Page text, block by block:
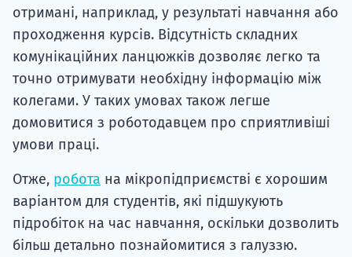
отримані, наприклад, у результаті навчання або
проходження курсів. Відсутність складних
комунікаційних ланцюжків дозволяє легко та
точно отримувати необхідну інформацію між
колегами. У таких умовах також легше
домовитися з роботодавцем про сприятливіші
умови праці.
Отже, робота на мікропідприємстві є хорошим
варіантом для студентів, які підшукують
підробіток на час навчання, оскільки дозволить
більш детально познайомитися з галуззю.